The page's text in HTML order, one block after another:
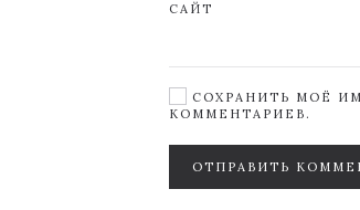
САЙТ
СОХРАНИТЬ МОЁ
КОММЕНТАРИЕВ.
ОТПРАВИТЬ